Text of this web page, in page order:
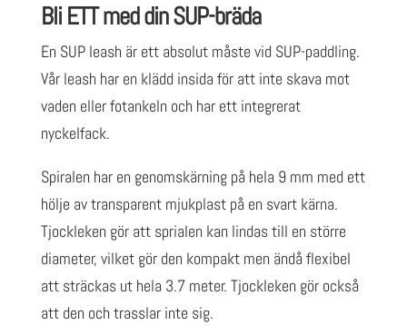
Bli ETT med din SUP-bräda
En SUP leash är ett absolut måste vid SUP-paddling.
Vår leash har en klädd insida för att inte skava mot
vaden eller fotankeln och har ett integrerat
nyckelfack.
Spiralen har en genomskärning på hela 9 mm med ett
hölje av transparent mjukplast på en svart kärna.
Tjockleken gör att sprialen kan lindas till en större
diameter, vilket gör den kompakt men ändå flexibel
att sträckas ut hela 3.7 meter. Tjockleken gör också
att den och trasslar inte sig.